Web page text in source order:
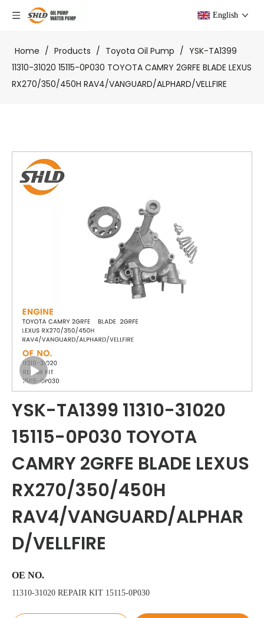
English
Home / Products / Toyota Oil Pump / YSK-TA1399
11310-31020 15115-0P030 TOYOTA CAMRY 2GRFE BLADE LEXUS
RX270/350/450H RAV4/VANGUARD/ALPHARD/VELLFIRE
YSK-TA1399 11310-31020
15115-0P030 TOYOTA
CAMRY 2GRFE BLADE LEXUS
RX270/350/450H
RAV4/VANGUARD/ALPHAR
D/VELLFIRE
OE NO.
11310-31020 REPAIR KIT 15115-0P030